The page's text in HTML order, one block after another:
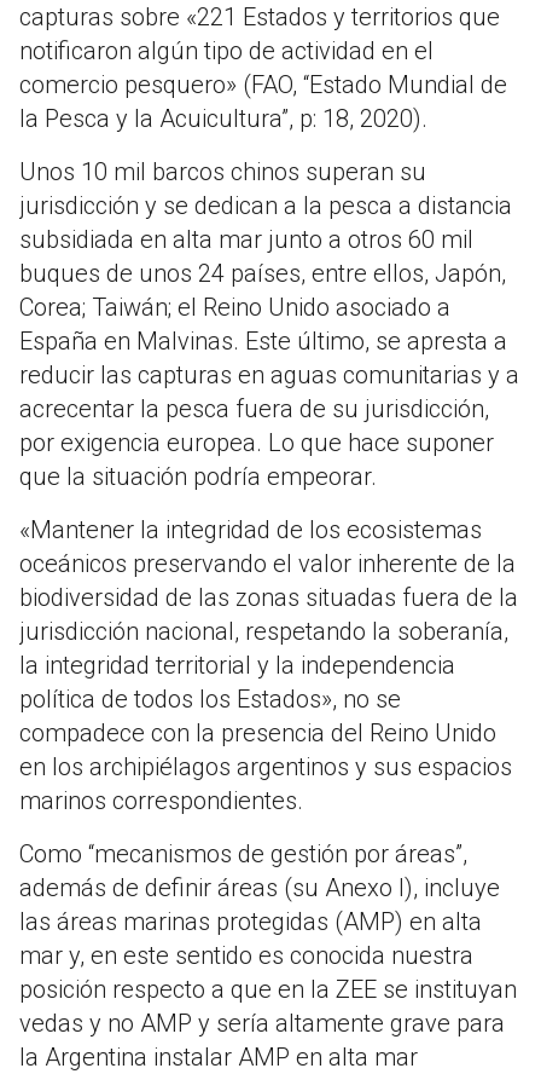
capturas sobre «221 Estados y territorios que
notificaron algún tipo de actividad en el
comercio pesquero» (FAO, “Estado Mundial de
la Pesca y la Acuicultura”, p: 18, 2020).
Unos 10 mil barcos chinos superan su
jurisdicción y se dedican a la pesca a distancia
subsidiada en alta mar junto a otros 60 mil
buques de unos 24 países, entre ellos, Japón,
Corea; Taiwán; el Reino Unido asociado a
España en Malvinas. Este último, se apresta a
reducir las capturas en aguas comunitarias y a
acrecentar la pesca fuera de su jurisdicción,
por exigencia europea. Lo que hace suponer
que la situación podría empeorar.
«Mantener la integridad de los ecosistemas
oceánicos preservando el valor inherente de la
biodiversidad de las zonas situadas fuera de la
jurisdicción nacional, respetando la soberanía,
la integridad territorial y la independencia
política de todos los Estados», no se
compadece con la presencia del Reino Unido
en los archipiélagos argentinos y sus espacios
marinos correspondientes.
Como “mecanismos de gestión por áreas”,
además de definir áreas (su Anexo I), incluye
las áreas marinas protegidas (AMP) en alta
mar y, en este sentido es conocida nuestra
posición respecto a que en la ZEE se instituyan
vedas y no AMP y sería altamente grave para
la Argentina instalar AMP en alta mar